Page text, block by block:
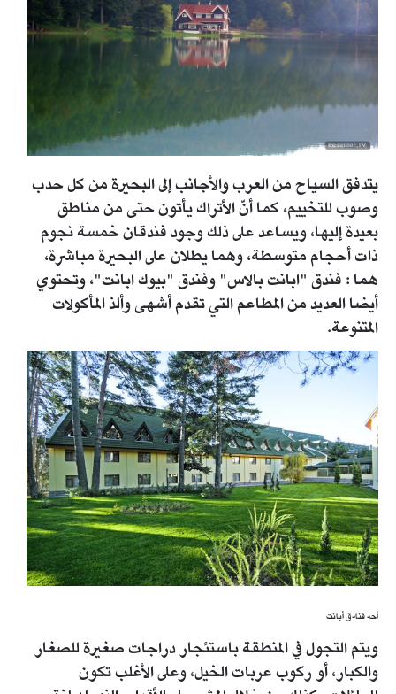
يتدفق السياح من العرب والأجانب إلى البحيرة من كل حدب
وصوب للتخييم، كما أنّ الأتراك يأتون حتى من مناطق
بعيدة إليها، ويساعد على ذلك وجود فندقان خمسة نجوم
ذات أحجام متوسطة، وهما يطلان على البحيرة مباشرة،
هما : فندق "ابانت بالاس" وفندق "بيوك ابانت"، وتحتوي
أيضا العديد من المطاعم التي تقدم أشهى وألذ المأكولات
المتنوعة.
أحد فنادق أبانت
ويتم التجول في المنطقة باستئجار دراجات صغيرة للصغار
والكبار، أو ركوب عربات الخيل، وعلى الأغلب تكون